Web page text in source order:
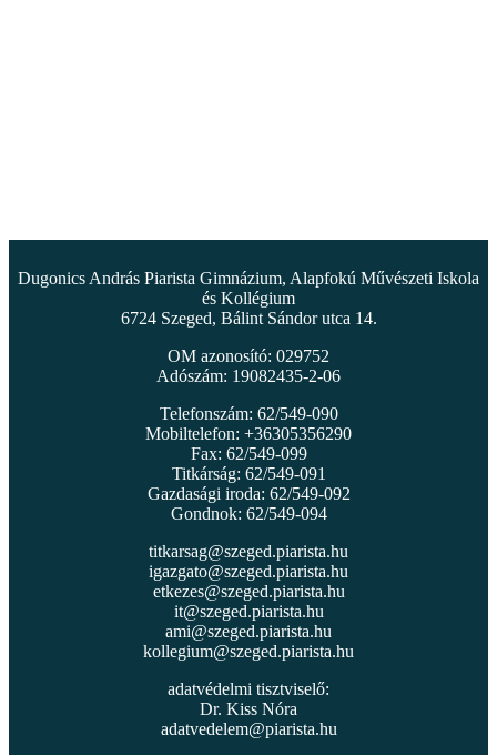
Dugonics András Piarista Gimnázium, Alapfokú Művészeti Iskola
és Kollégium
6724 Szeged, Bálint Sándor utca 14.
OM azonosító: 029752
Adószám: 19082435-2-06
Telefonszám: 62/549-090
Mobiltelefon: +36305356290
Fax: 62/549-099
Titkárság: 62/549-091
Gazdasági iroda: 62/549-092
Gondnok: 62/549-094
titkarsag@szeged.piarista.hu
igazgato@szeged.piarista.hu
etkezes@szeged.piarista.hu
it@szeged.piarista.hu
ami@szeged.piarista.hu
kollegium@szeged.piarista.hu
adatvédelmi tisztviselő:
Dr. Kiss Nóra
adatvedelem@piarista.hu